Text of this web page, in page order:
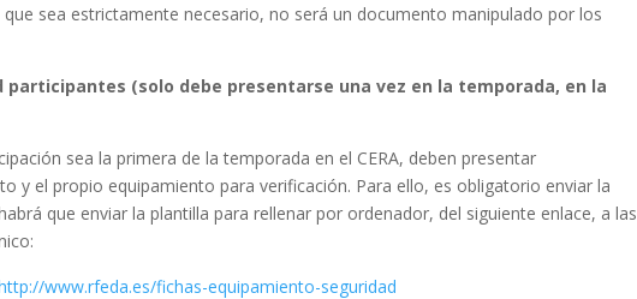
sea estrictamente necesario, no será un documento manipulado por los
participantes (solo debe presentarse una vez en la temporada, en la
sea la primera de la temporada en el CERA, deben presentar
y el propio equipamiento para verificación. Para ello, es obligatorio enviar la
que enviar la plantilla para rellenar por ordenador, del siguiente enlace, a las
www.rfeda.es/fichas-equipamiento-seguridad